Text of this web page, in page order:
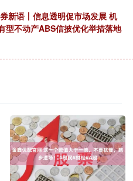
新语丨信息透明促市场发展 机
不动产ABS信披优化举措落地